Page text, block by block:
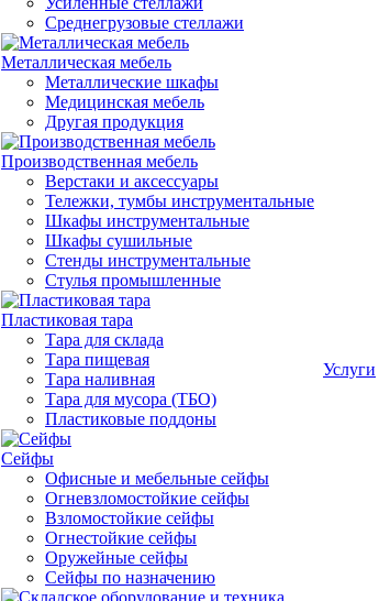
Среднегрузовые стеллажи
Металлическая мебель
Металлические шкафы
Медицинская мебель
Другая продукция
Производственная мебель
Верстаки и аксессуары
Тележки, тумбы инструментальные
Шкафы инструментальные
Шкафы сушильные
Стенды инструментальные
Cтулья промышленные
Пластиковая тара
Тара для склада
Тара пищевая
Тара наливная
Тара для мусора (ТБО)
Пластиковые поддоны
Сейфы
Офисные и мебельные сейфы
Огневзломостойкие сейфы
Взломостойкие сейфы
Огнестойкие сейфы
Оружейные сейфы
Сейфы по назначению
Услуги